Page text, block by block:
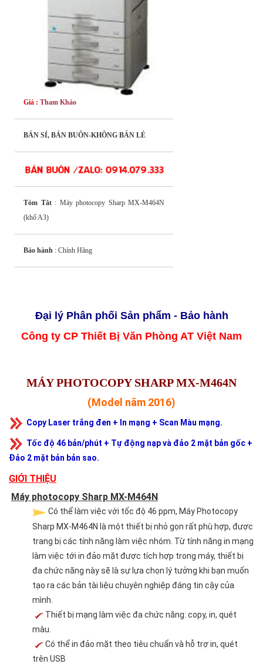
Giá : Tham Khảo
BÁN SỈ, BÁN BUÔN-KHÔNG BÁN LẺ
Tóm Tắt: Máy photocopy Sharp MX-M464N
(khổ A3)
Bảo hành : Chính Hãng
Đại lý Phân phối Sản phẩm - Bảo hành
Công ty CP Thiết Bị Văn Phòng AT Việt Nam
MÁY PHOTOCOPY SHARP MX-M464N
(Model năm 2016)
Copy Laser trắng đen + In mạng + Scan Màu mạng.
Tốc độ 46 bản/phút + Tự động nạp và đảo 2 mặt bản gốc +
Đảo 2 mặt bản bản sao.
GIỚI THIỆU
Máy photocopy Sharp MX-M464N
Có thể làm việc với tốc độ 46 ppm, Máy Photocopy
Sharp MX-M464N là một thiết bị nhỏ gọn rất phù hợp, được
trang bị các tính năng làm việc nhóm. Từ tính năng in mạng
làm việc tới in đảo mặt được tích hợp trong máy, thiết bị
đa chức năng này sẽ là sự lựa chọn lý tưởng khi bạn muốn
tạo ra các bản tài liệu chuyên nghiệp đáng tin cậy của
mình.
Thiết bị mạng làm việc đa chức năng: copy, in, quét
màu.
Có thể in đảo mặt theo tiêu chuẩn và hỗ trợ in, quét
trên USB